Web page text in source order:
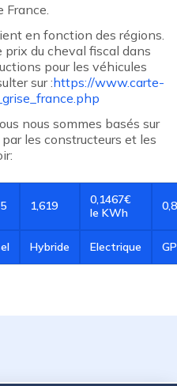
France.
en fonction des régions.
prix du cheval fiscal dans
pour les véhicules
sur :https://www.carte-
nous sommes basés sur
les constructeurs et les
1,619
0,1467€
le KWh
Hybride Electrique